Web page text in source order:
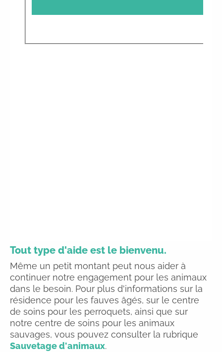
Tout type d'aide est le bienvenu.
Même un petit montant peut nous aider à
continuer notre engagement pour les animaux
dans le besoin. Pour plus d'informations sur la
résidence pour les fauves âgés, sur le centre
de soins pour les perroquets, ainsi que sur
notre centre de soins pour les animaux
sauvages, vous pouvez consulter la rubrique
Sauvetage d'animaux.